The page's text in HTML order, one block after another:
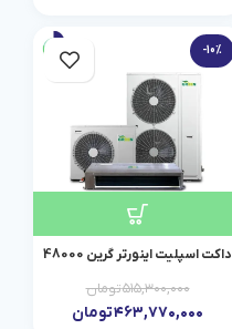
-10%
داکت اسپلیت اینورتر گرین 48000
۵۱۵,۳۰۰,۰۰۰تومان
۴۶۳,۷۷۰,۰۰۰تومان